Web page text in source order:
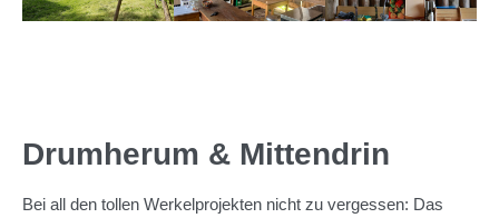
Drumherum & Mittendrin
Bei all den tollen Werkelprojekten nicht zu vergessen: Das